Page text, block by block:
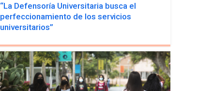
“La Defensoría Universitaria busca el
perfeccionamiento de los servicios
universitarios”